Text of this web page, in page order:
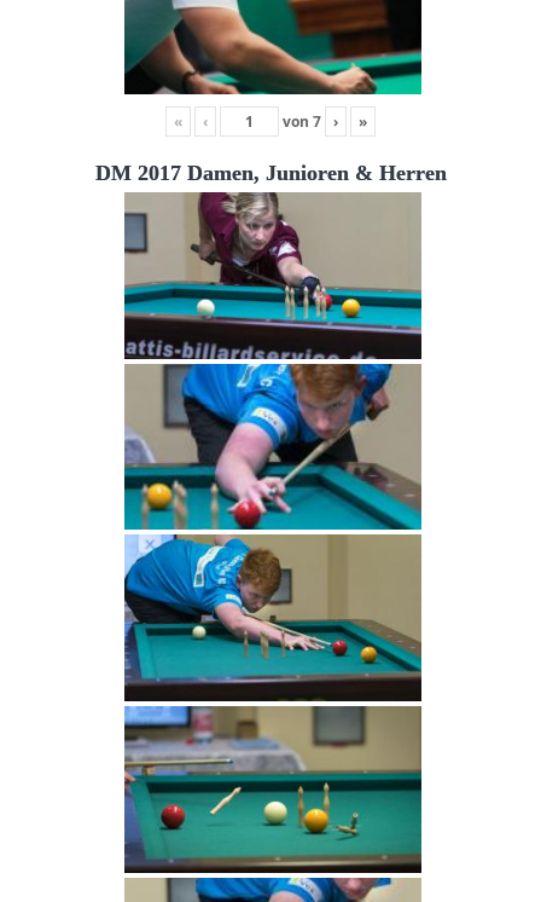
« ‹ von 7 › »
DM 2017 Damen, Junioren & Herren